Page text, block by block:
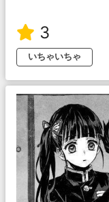
3
いちゃいちゃ